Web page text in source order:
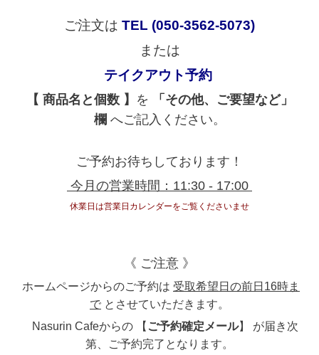
ご注文は TEL (050-3562-5073)
または
テイクアウト予約
【 商品名と個数 】 を
「その他、ご要望など」
欄 へご記入ください。
ご予約お待ちしております！
今月の営業時間：11:30 - 17:00
休業日は営業日カレンダーをご覧くださいませ
《 ご注意 》
ホームページからのご予約は 受取希望日の前日16時ま
で とさせていただきます。
Nasurin Cafeからの 【 ご予約確定メール】 が届き次
第、ご予約完了となります。